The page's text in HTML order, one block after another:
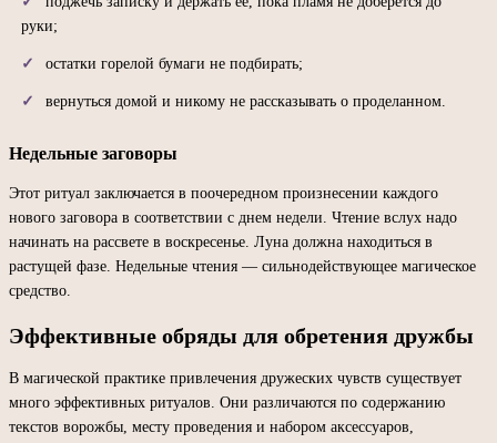
руки;
остатки горелой бумаги не подбирать;
вернуться домой и никому не рассказывать о проделанном.
Недельные заговоры
Этот ритуал заключается в поочередном произнесении каждого
нового заговора в соответствии с днем недели. Чтение вслух надо
начинать на рассвете в воскресенье. Луна должна находиться в
растущей фазе. Недельные чтения — сильнодействующее магическое
средство.
Эффективные обряды для обретения дружбы
В магической практике привлечения дружеских чувств существует
много эффективных ритуалов. Они различаются по содержанию
текстов ворожбы, месту проведения и набором аксессуаров,